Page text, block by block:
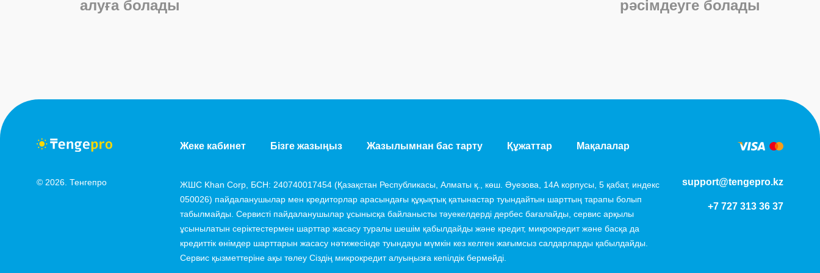
алуға болады рәсімдеуге болады
Жеке кабинет Бізге жазыңыз Жазылымнан бас тарту Құжаттар Мақалалар
ЖШС Khan Corp, БСН: 240740017454 (Қазақстан Республикасы, Алматы қ., көш. Әуезова, 14А корпусы, 5 қабат, индекс
050026) пайдаланушылар мен кредиторлар арасындағы құқықтық қатынастар туындайтын шарттың тарапы болып
табылмайды. Сервисті пайдаланушылар ұсынысқа байланысты тәуекелдерді дербес бағалайды, сервис арқылы
ұсынылатын серіктестермен шарттар жасасу туралы шешім қабылдайды және кредит, микрокредит және басқа да
кредиттік өнімдер шарттарын жасасу нәтижесінде туындауы мүмкін кез келген жағымсыз салдарларды қабылдайды.
Сервис қызметтеріне ақы төлеу Сіздің микрокредит алуыңызға кепілдік бермейді.
support@tengepro.kz
+7 727 313 36 37
© 2026. Тенгепро